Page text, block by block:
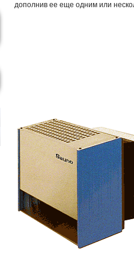
дополнив ее еще одним или